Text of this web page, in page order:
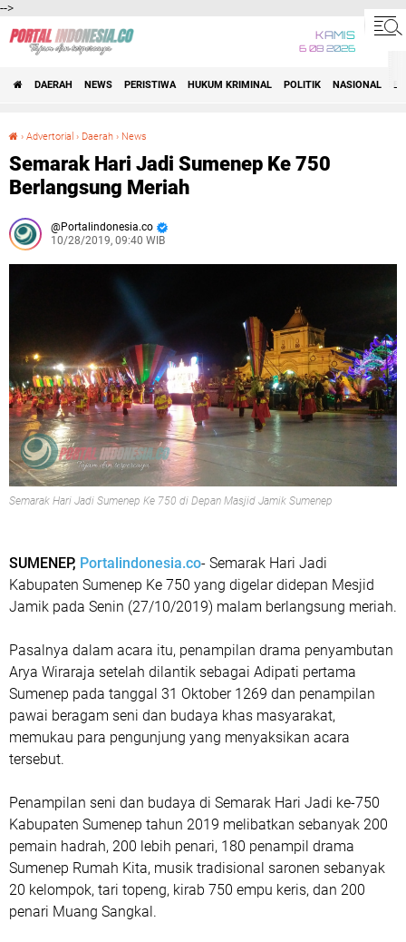
-->
KAMIS
6 08 2026
DAERAH NEWS PERISTIWA HUKUM KRIMINAL POLITIK NASIONAL
› Advertorial › Daerah › News
Semarak Hari Jadi Sumenep Ke 750
Berlangsung Meriah
Portalindonesia.co
10/28/2019, 09:40 WIB
Semarak Hari Jadi Sumenep Ke 750 di Depan Masjid Jamik Sumenep
SUMENEP, Portalindonesia.co- Semarak Hari Jadi
Kabupaten Sumenep Ke 750 yang digelar didepan Mesjid
Jamik pada Senin (27/10/2019) malam berlangsung meriah.
Pasalnya dalam acara itu, penampilan drama penyambutan
Arya Wiraraja setelah dilantik sebagai Adipati pertama
Sumenep pada tanggal 31 Oktober 1269 dan penampilan
pawai beragam seni dan budaya khas masyarakat,
memukau para pengunjung yang menyaksikan acara
tersebut.
Penampilan seni dan budaya di Semarak Hari Jadi ke-750
Kabupaten Sumenep tahun 2019 melibatkan sebanyak 200
pemain hadrah, 200 lebih penari, 180 penampil drama
Sumenep Rumah Kita, musik tradisional saronen sebanyak
20 kelompok, tari topeng, kirab 750 empu keris, dan 200
penari Muang Sangkal.